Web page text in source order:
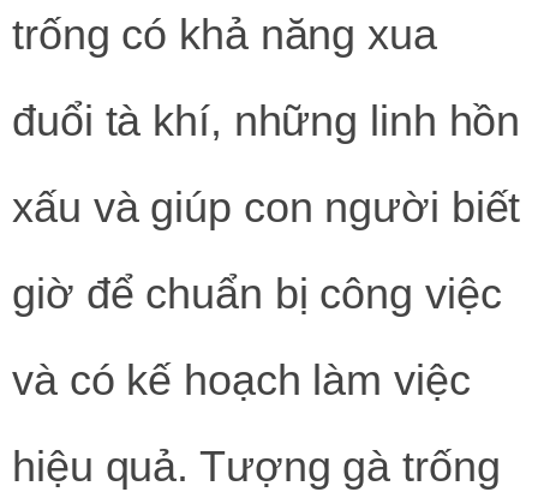
trống có khả năng xua
đuổi tà khí, những linh hồn
xấu và giúp con người biết
giờ để chuẩn bị công việc
và có kế hoạch làm việc
hiệu quả. Tượng gà trống